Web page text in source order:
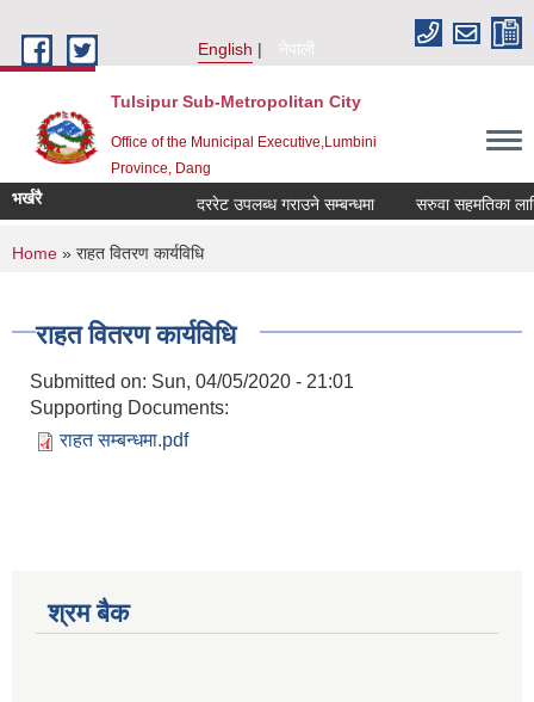
English
नेपाली
Tulsipur Sub-Metropolitan City
Office of the Municipal Executive,Lumbini
Province, Dang
भर्खरै दररेट उपलब्ध गराउने सम्बन्धमा सरुवा सहमतिका
You are here
Home » राहत वितरण कार्यविधि
राहत वितरण कार्यविधि
Submitted on: Sun, 04/05/2020 - 21:01
Supporting Documents:
राहत सम्बन्धमा.pdf
श्रम बैक